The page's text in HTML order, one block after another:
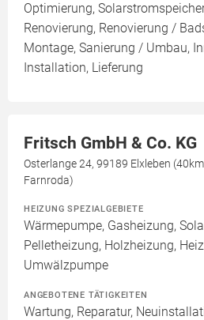
Optimierung,
Renovierung, Renovierung /
Montage, Sanierung / Umbau,
Installation, Lieferung
Fritsch GmbH & Co. KG
Osterlange 24, 99189 Elxleben
Farnroda)
HEIZUNG SPEZIALGEBIETE
Wärmepumpe, Gasheizung,
Pelletheizung, Holzheizung,
Umwälzpumpe
ANGEBOTENE TÄTIGKEITEN
Wartung, Reparatur,